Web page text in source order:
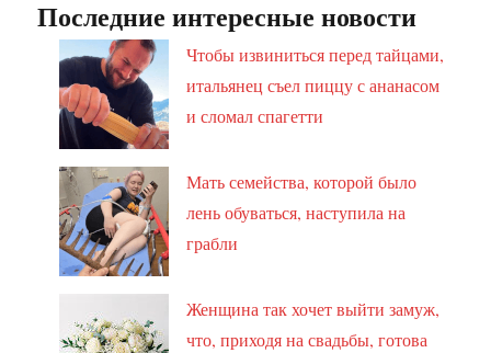
Последние интересные новости
Чтобы извиниться перед тайцами,
итальянец съел пиццу с ананасом
и сломал спагетти
Мать семейства, которой было
лень обуваться, наступила на
грабли
Женщина так хочет выйти замуж,
что, приходя на свадьбы, готова